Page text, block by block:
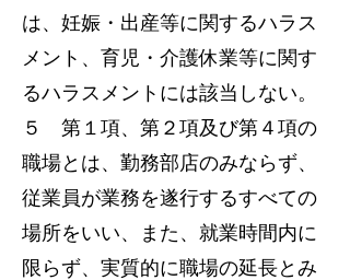
は、妊娠・出産等に関するハラス
メント、育児・介護休業等に関す
るハラスメントには該当しない。
５ 第１項、第２項及び第４項の
職場とは、勤務部店のみならず、
従業員が業務を遂行するすべての
場所をいい、また、就業時間内に
限らず、実質的に職場の延長とみ